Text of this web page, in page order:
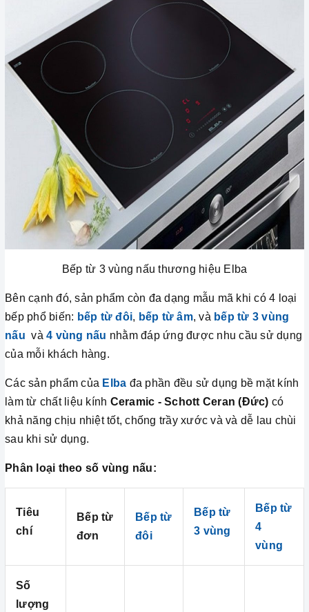
Bếp từ 3 vùng nấu thương hiệu Elba
Bên cạnh đó, sản phẩm còn đa dạng mẫu mã khi có 4 loại
bếp phổ biến: bếp từ đôi, bếp từ âm, và bếp từ 3 vùng
nấu và 4 vùng nấu nhằm đáp ứng được nhu cầu sử dụng
của mỗi khách hàng.
Các sản phẩm của Elba đa phần đều sử dụng bề mặt kính
làm từ chất liệu kính Ceramic - Schott Ceran (Đức) có
khả năng chịu nhiệt tốt, chống trầy xước và và dễ lau chùi
sau khi sử dụng.
Phân loại theo số vùng nấu:
Tiêu
chí
Bếp từ
đơn
Bếp từ
đôi
Bếp từ
3 vùng
Bếp từ
4
vùng
Số
lượng